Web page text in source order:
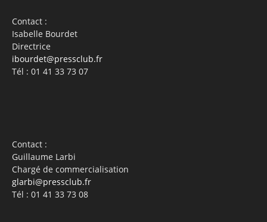
Contact :
Isabelle Bourdet
Directrice
ibourdet@pressclub.fr
Tél : 01 41 33 73 07
Contact :
Guillaume Larbi
Chargé de commercialisation
glarbi@pressclub.fr
Tél : 01 41 33 73 08